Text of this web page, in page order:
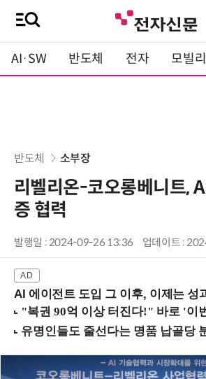
AI·SW 반도체 전자 모빌리
반도체 소부장
리벨리온-코오롱베니트,
증 협력
발행일 : 2024-09-26 13:36 업데이트 :
AI 에이전트 도입 그 이후, 이제는 성과!